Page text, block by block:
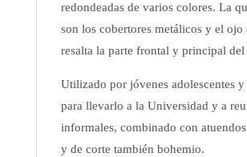
redondeadas de varios colores. La
son los cobertores metálicos y el ojo
resalta la parte frontal y principal del
Utilizado por jóvenes adolescentes y
para llevarlo a la Universidad y a
informales, combinado con atuendos
y de corte también bohemio.